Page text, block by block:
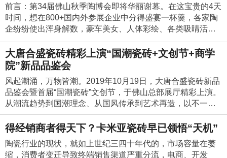
以及碧桂园旗下互联网家装品牌橙家，零距离感受了碧桂园
的创新文化，了解了碧桂园在企业文化和管理方式的创新举
措。2020陶瓷卫浴十大品牌颁奖典礼，我们将一起走进国际
化大都市澳门。澳门是一个国际自由港和世界旅游休闲中
心，世界人口密度最高的地区之一，其著名的轻工业、旅游
业、酒店业和娱乐场使澳门长盛不衰，成为全球发达、富裕
的地区之一。组委会将活动盛况及评选结果展开全网营销，
针对各大搜索引擎、微信公众号、百度百家号、百度小程
序、大众权威媒体、全网口碑平台等进行全面的宣传与报
商可根据企业全年的品牌形象、品牌口碑、产品质量、服务
态度......等综合因素，投上您那神圣的一票！直接表达对品牌
的满意度，展示对瓷砖卫浴品牌的直观态度。您所投出的每
一票，不仅关乎个人喜好，更是一个企业打造品牌巨厦的基
刻。 顺成陶瓷集团执行董事梁德铖在点火仪式上致辞。梁总
讲到，顺成陶瓷集团作为大型建陶集团，率先引进首条意大
利萨克米无限长连续成型大板岩板智能产线，能成功打造出
先地位奠定了坚实基础。未来，顺成将做强做大顺成集团的
产品创新、科技创新、战略创新，打造以岩板家居、集成墙
板、厨房板材等空间应用为主的高端家居整体解决方案，满
足国内外的消费升级需求。顺成陶瓷集团执行董事梁德铖致
辞顺成陶瓷集团总裁梁德云致辞活动现场，顺成陶瓷集团董
事长梁有福、总裁梁德云、副总裁程达光、董事长助理兼采
购总监梁惠仪、执行董事梁德铖、明城基地生产总经理刘建
新、董事长助理兼行政总经理霍建荣、三洲基地生产总经理
霍德炽、三洲基地副总经理霍树勋、董事长助理葛藤生、董
事长助理张海军、顺辉岩板总经理梁荣群、明城基地烧成部
鹿超耐磨大理石瓷砖引领全球瓷砖革命，如同华为引领全球5
G革命。超人气体验！全球陶瓷人共同见证7场超耐磨万人PK
大赛大角鹿全国超耐磨万人PK大赛佛山陶博会站第1场1、10
月18日10：30-11：302、500多名陶瓷人参与见证并各获得1
00元参与奖3、13名选手平分19500元奖金4、15万人通过腾
讯、新浪、陶卫网、私伙局直播观看赛况5、广东电视台、广
州日报、新浪家居、腾讯家居、今日头条、陶瓷卫浴品牌
网、陶城报、陶瓷信息等50家专业媒体参与报道大角鹿全国
超耐磨万人PK大赛佛山陶博会站第2场时间：10月18日15：
佛山陶博会站第3场时间：10月19日11：00-11：30地点：大
角鹿千城千店招商会大角鹿全国超耐磨万人PK大赛佛山陶博
会站第4场时间：10月19日11：00-11：30地点：华夏博览城
大角鹿全国超耐磨万人PK大赛佛山陶博会站第5场时间：10
前言：第34届佛山秋季陶博会即将华丽谢幕。在这宝贵的4天
时间，想在800+国内外参展企业中分得盛宴一杯羹，各家陶
企纷纷使出浑身解数，豪车美女、人体彩绘、各类吸睛活动
噱头十足，好一派热闹非凡景象。然而陶博会收官之际，嘉
宾离场，潮水褪去，多少陶企是在裸泳，独自品尝狂欢后的
倍加落寞，冷暖自知。回归本源，作为建陶业有实力有担当
的品牌，誉辉行走在引领行业健康有序发展的前端，致力用
创新精神领潮行业风尚，用亮眼的产品和成绩发声。本届陶
博会，誉辉以“我懂你”为主题，用新产品、新工艺、佳体验、
优政策回馈新老客户。在4天时间内，公众号疯狂涨粉1236
起来盘点誉辉本届陶博会高光时刻！好产品自然涨粉300*800
新规格、光变雕刻新工艺四十余款原创精品横空出世，大而
全的产品体系、跳脱同质的原创花色，成功聚焦众人目光，
大唐合盛瓷砖精彩上演“国潮瓷砖+文创节+商学
院”新品品鉴会
风起潮涌，万物皆潮。2019年10月19日，大唐合盛瓷砖新品
品鉴会暨首届“国潮瓷砖”文创节，于佛山总部展厅精彩上演。
从潮流趋势到国潮理念、从国风传承到艺术再造，以不一样
的视觉，展开一场“国潮瓷砖+文创节+商学院”的新品品鉴会。
来自全国各地的经销商、设计师、战略合作伙伴以及媒体朋
文创节精彩上演“新品有看头，空间有文化，品牌有精神！”大
得经销商者得天下？卡米亚瓷砖早已领悟“天机”
陶瓷行业的现状，就如上世纪三四十年代的，市场容量在萎
缩，消费者变迁导致终端销售渠道严重分流，电商、开发